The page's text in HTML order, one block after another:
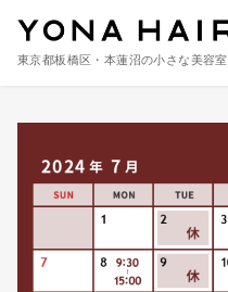
東京都板橋区・本蓮沼の小さな美容室